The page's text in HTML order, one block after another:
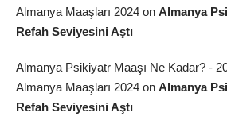
Almanya Maaşları 2024 on Almanya
Refah Seviyesini Aştı
Almanya Psikiyatr Maaşı Ne Kadar? -
Almanya Maaşları 2024 on Almanya
Refah Seviyesini Aştı